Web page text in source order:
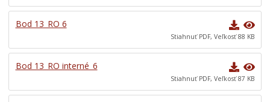
Bod 13_RO 6
Stiahnuť PDF, Veľkosť 88 KB
Bod 13_RO interné_6
Stiahnuť PDF, Veľkosť 87 KB